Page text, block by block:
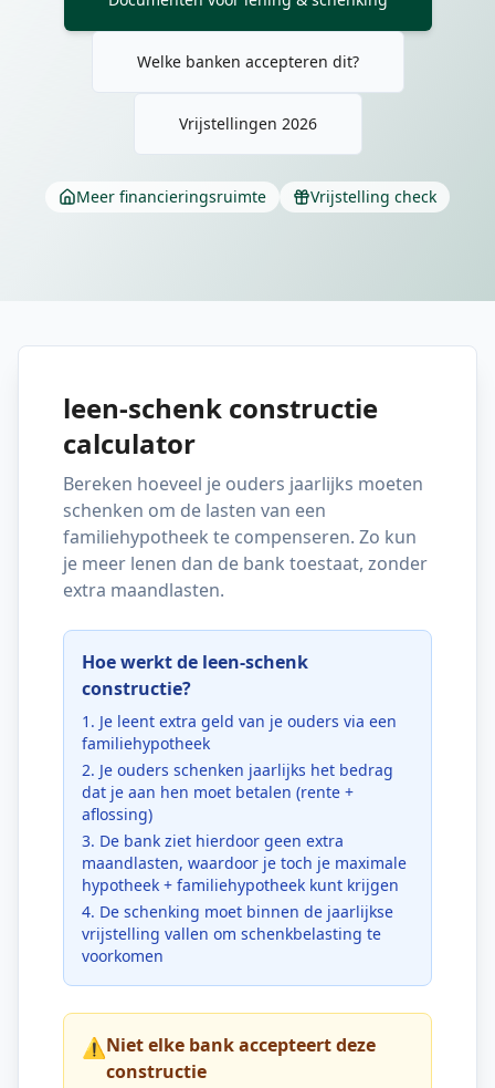
Welke banken accepteren dit?
Vrijstellingen 2026
Meer financieringsruimte Vrijstelling check
leen-schenk constructie
calculator
Bereken hoeveel je ouders jaarlijks moeten
schenken om de lasten van een
familiehypotheek te compenseren. Zo kun
je meer lenen dan de bank toestaat, zonder
extra maandlasten.
Hoe werkt de leen-schenk
constructie?
Je leent extra geld van je ouders via een
familiehypotheek
Je ouders schenken jaarlijks het bedrag
dat je aan hen moet betalen (rente +
aflossing)
De bank ziet hierdoor geen extra
maandlasten, waardoor je toch je maximale
hypotheek + familiehypotheek kunt krijgen
De schenking moet binnen de jaarlijkse
vrijstelling vallen om schenkbelasting te
voorkomen
⚠️Niet elke bank accepteert deze
constructie